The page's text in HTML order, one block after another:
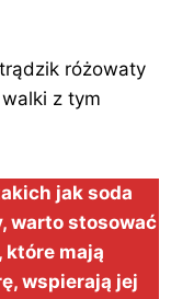
różowaty
z tym
jak soda
warto stosować
mają
wspierają jej